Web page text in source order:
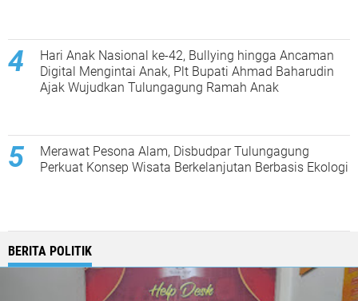
Hari Anak Nasional ke-42, Bullying hingga Ancaman
Digital Mengintai Anak, Plt Bupati Ahmad Baharudin
Ajak Wujudkan Tulungagung Ramah Anak
Merawat Pesona Alam, Disbudpar Tulungagung
Perkuat Konsep Wisata Berkelanjutan Berbasis Ekologi
BERITA POLITIK